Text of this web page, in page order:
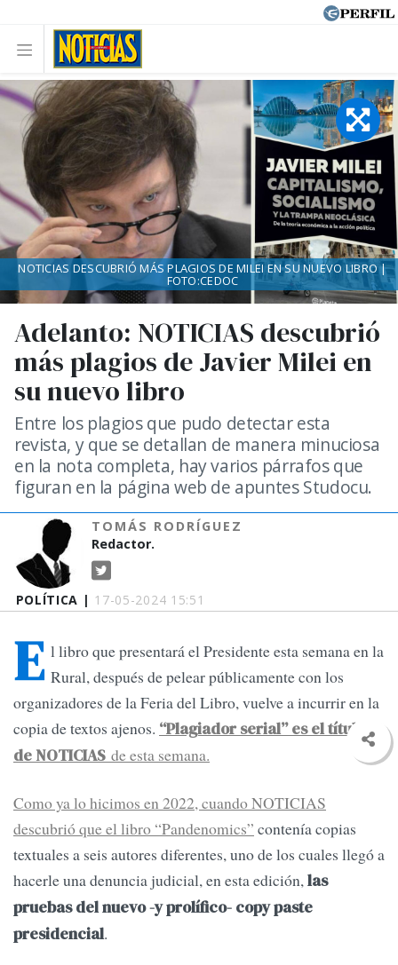
POLÍTICA | 17-05-2024 15:51
Adelanto: NOTICIAS descubrió
más plagios de Javier Milei en
su nuevo libro
Entre los plagios que pudo detectar esta
revista, y que se detallan de manera minuciosa
en la nota completa, hay varios párrafos que
figuran en la página web de apuntes Studocu.
TOMÁS RODRÍGUEZ
Redactor.
NOTICIAS DESCUBRIÓ MÁS PLAGIOS DE MILEI EN SU NUEVO LIBRO |
FOTO:CEDOC
E l libro que presentará el Presidente esta semana en la
Rural, después de pelear públicamente con los
organizadores de la Feria del Libro, vuelve a incurrir en la
copia de textos ajenos. “Plagiador serial” es el título
de NOTICIAS de esta semana.
Como ya lo hicimos en 2022, cuando NOTICIAS
descubrió que el libro “Pandenomics” contenía copias
textuales a seis autores diferentes, uno de los cuales llegó a
hacerle una denuncia judicial, en esta edición,las
pruebas del nuevo -y prolífico- copy paste
presidencial.